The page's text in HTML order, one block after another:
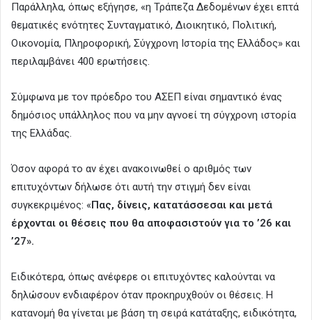
Παράλληλα, όπως εξήγησε, «η Τράπεζα Δεδομένων έχει επτά
θεματικές ενότητες Συνταγματικό, Διοικητικό, Πολιτική,
Οικονομία, Πληροφορική, Σύγχρονη Ιστορία της Ελλάδος» και
περιλαμβάνει 400 ερωτήσεις.
Σύμφωνα με τον πρόεδρο του ΑΣΕΠ είναι σημαντικό ένας
δημόσιος υπάλληλος που να μην αγνοεί τη σύγχρονη ιστορία
της Ελλάδας.
Όσον αφορά το αν έχει ανακοινωθεί ο αριθμός των
επιτυχόντων δήλωσε ότι αυτή την στιγμή δεν είναι
συγκεκριμένος: «Πας, δίνεις, κατατάσσεσαι και μετά
έρχονται οι θέσεις που θα αποφασιστούν για το ’26 και
’27».
Ειδικότερα, όπως ανέφερε οι επιτυχόντες καλούνται να
δηλώσουν ενδιαφέρον όταν προκηρυχθούν οι θέσεις. Η
κατανομή θα γίνεται με βάση τη σειρά κατάταξης, ειδικότητα,